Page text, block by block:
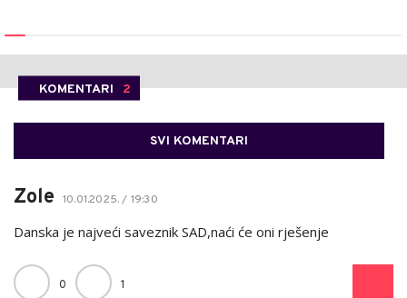
KOMENTARI 2
SVI KOMENTARI
Zole 10.01.2025. / 19:30
Danska je najveći saveznik SAD,naći će oni rješenje
0 1